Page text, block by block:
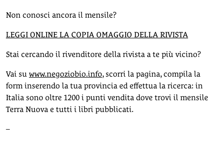
Non conosci ancora il mensile?
LEGGI ONLINE LA COPIA OMAGGIO DELLA RIVISTA
Stai cercando il rivenditore della rivista a te più vicino?
Vai su www.negoziobio.info, scorri la pagina, compila la
form inserendo la tua provincia ed effettua la ricerca: in
Italia sono oltre 1200 i punti vendita dove trovi il mensile
Terra Nuova e tutti i libri pubblicati.
–